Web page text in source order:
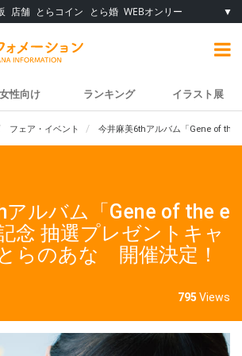
店舗 とらコイン とら婚 WEBオンリー ▼
女性向け ランキング イラスト展
フェア・イベント 今井麻美6thアルバム「Gene of
アルバム「Gene of the e
念 抽選プレゼントキャ
らのあな 開催決定！
795 Views